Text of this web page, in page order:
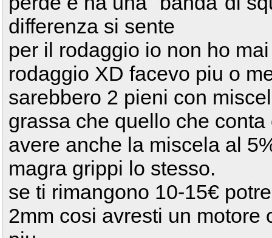
differenza si sente
per il rodaggio io non ho
rodaggio XD facevo piu o
sarebbero 2 pieni con
grassa che quello che
avere anche la miscela al
magra grippi lo stesso.
se ti rimangono 10-15€
2mm cosi avresti un motore